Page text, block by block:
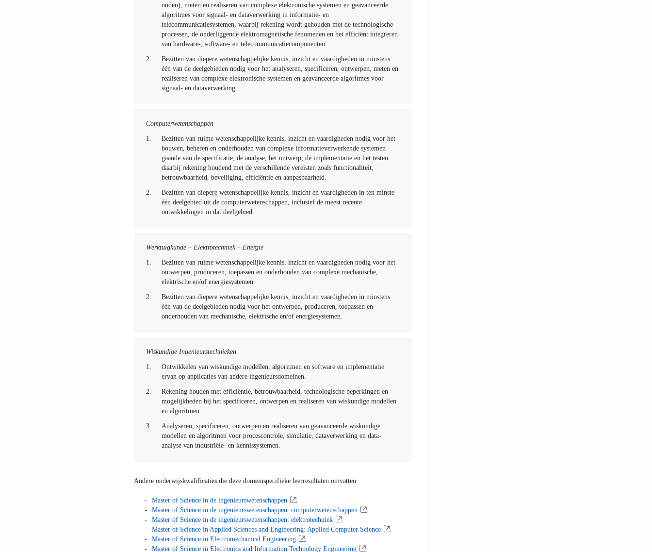
noden), meten en realiseren van complexe elektronische systemen en geavanceerde
algoritmes voor signaal- en dataverwerking in informatie- en
telecommunicatiesystemen, waarbij rekening wordt gehouden met de technologische
processen, de onderliggende elektromagnetische fenomenen en het efficiënt integreren
van hardware-, software- en telecommunicatiecomponenten.
2.
Bezitten van diepere wetenschappelijke kennis, inzicht en vaardigheden in minstens
één van de deelgebieden nodig voor het analyseren, specificeren, ontwerpen, meten en
realiseren van complexe elektronische systemen en geavanceerde algoritmes voor
signaal- en dataverwerking.
Computerwetenschappen
1.
Bezitten van ruime wetenschappelijke kennis, inzicht en vaardigheden nodig voor het
bouwen, beheren en onderhouden van complexe informatieverwerkende systemen
gaande van de specificatie, de analyse, het ontwerp, de implementatie en het testen
daarbij rekening houdend met de verschillende vereisten zoals functionaliteit,
betrouwbaarheid, beveiliging, efficiëntie en aanpasbaarheid.
2.
Bezitten van diepere wetenschappelijke kennis, inzicht en vaardigheden in ten minste
één deelgebied uit de computerwetenschappen, inclusief de meest recente
ontwikkelingen in dat deelgebied.
Werktuigkunde – Elektrotechniek – Energie
1.
Bezitten van ruime wetenschappelijke kennis, inzicht en vaardigheden nodig voor het
ontwerpen, produceren, toepassen en onderhouden van complexe mechanische,
elektrische en/of energiesystemen.
2.
Bezitten van diepere wetenschappelijke kennis, inzicht en vaardigheden in minstens
één van de deelgebieden nodig voor het ontwerpen, produceren, toepassen en
onderhouden van mechanische, elektrische en/of energiesystemen.
Wiskundige Ingenieurstechnieken
1.
Ontwikkelen van wiskundige modellen, algoritmen en software en implementatie
ervan op applicaties van andere ingenieursdomeinen.
2.
Rekening houden met efficiëntie, betrouwbaarheid, technologische beperkingen en
mogelijkheden bij het specificeren, ontwerpen en realiseren van wiskundige modellen
en algoritmen.
3.
Analyseren, specificeren, ontwerpen en realiseren van geavanceerde wiskundige
modellen en algoritmen voor procescontrole, simulatie, dataverwerking en data-
analyse van industriële- en kennissystemen.
Andere onderwijskwalificaties die deze domeinspecifieke leerresultaten omvatten:
Master of Science in de ingenieurswetenschappen
Master of Science in de ingenieurswetenschappen: computerwetenschappen
Master of Science in de ingenieurswetenschappen: elektrotechniek
Master of Science in Applied Sciences and Engineering: Applied Computer Science
Master of Science in Electromechanical Engineering
Master of Science in Electronics and Information Technology Engineering